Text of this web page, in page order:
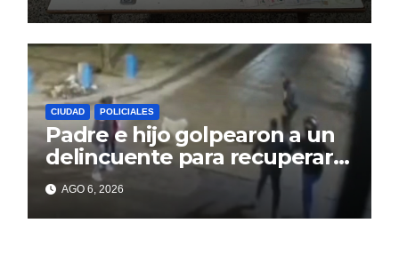
CIUDAD POLICIALES
Padre e hijo golpearon a un
delincuente para recuperar
un celular robado en Berisso
AGO 6, 2026